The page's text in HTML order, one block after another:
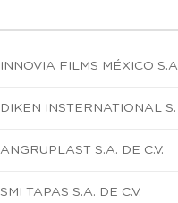
INNOVIA FILMS MÉXICO
DIKEN INSTERNATIONAL S.
ANGRUPLAST S.A. DE C.V.
SMI TAPAS S.A. DE C.V.